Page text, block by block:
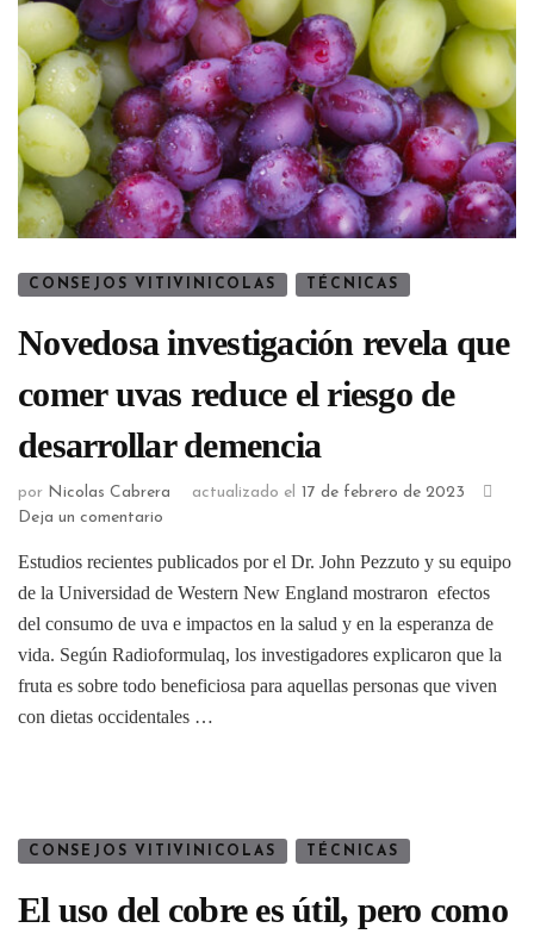
CONSEJOS VITIVINICOLAS TÉCNICAS
Novedosa investigación revela que
comer uvas reduce el riesgo de
desarrollar demencia
por Nicolas Cabrera actualizado el 17 de febrero de 2023
Deja un comentario
Estudios recientes publicados por el Dr. John Pezzuto y su equipo
de la Universidad de Western New England mostraron efectos
del consumo de uva e impactos en la salud y en la esperanza de
vida. Según Radioformulaq, los investigadores explicaron que la
fruta es sobre todo beneficiosa para aquellas personas que viven
con dietas occidentales …
CONSEJOS VITIVINICOLAS TÉCNICAS
El uso del cobre es útil, pero como